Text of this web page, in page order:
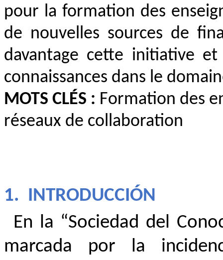
pour la formation des
de nouvelles sources de
davantage cette initiative
connaissances dans le
MOTS CLÉS : Formation des
réseaux de collaboration
1. INTRODUCCIÓN
En la “Sociedad del
marcada por la